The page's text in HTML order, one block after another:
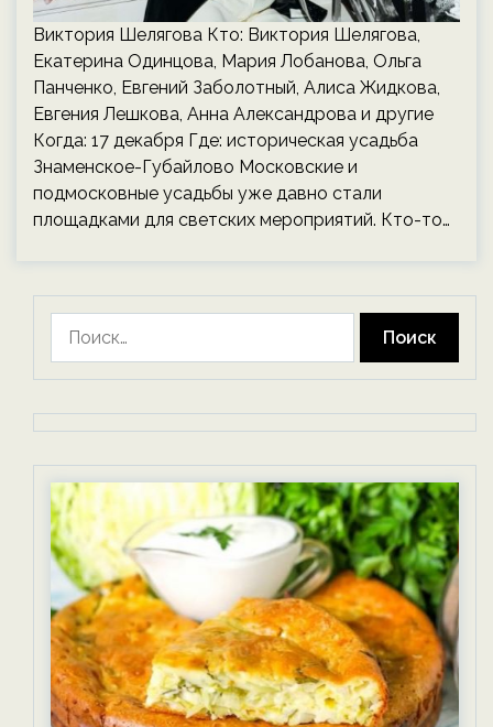
Виктория Шелягова Кто: Виктория Шелягова,
Екатерина Одинцова, Мария Лобанова, Ольга
Панченко, Евгений Заболотный, Алиса Жидкова,
Евгения Лешкова, Анна Александрова и другие
Когда: 17 декабря Где: историческая усадьба
Знаменское-Губайлово Московские и
подмосковные усадьбы уже давно стали
площадками для светских мероприятий. Кто-то…